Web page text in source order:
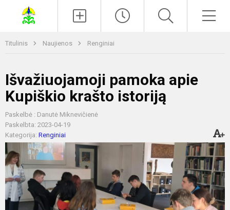
Titulinis Naujienos Renginiai
Išvažiuojamoji pamoka apie
Kupiškio krašto istoriją
Paskelbė : Danutė Miknevičienė
Paskelbta: 2023-04-19
Kategorija: Renginiai